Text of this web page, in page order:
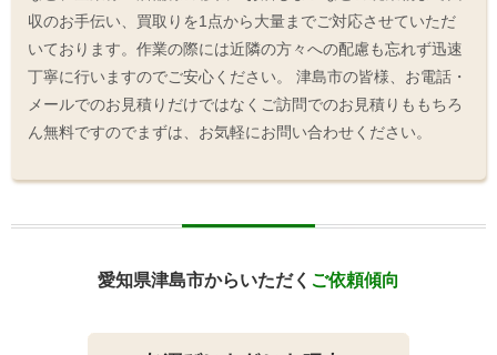
収のお手伝い、買取りを1点から大量までご対応させていただ
いております。作業の際には近隣の方々への配慮も忘れず迅速
丁寧に行いますのでご安心ください。 津島市の皆様、お電話・
メールでのお見積りだけではなくご訪問でのお見積りももちろ
ん無料ですのでまずは、お気軽にお問い合わせください。
愛知県津島市からいただく ご依頼傾向